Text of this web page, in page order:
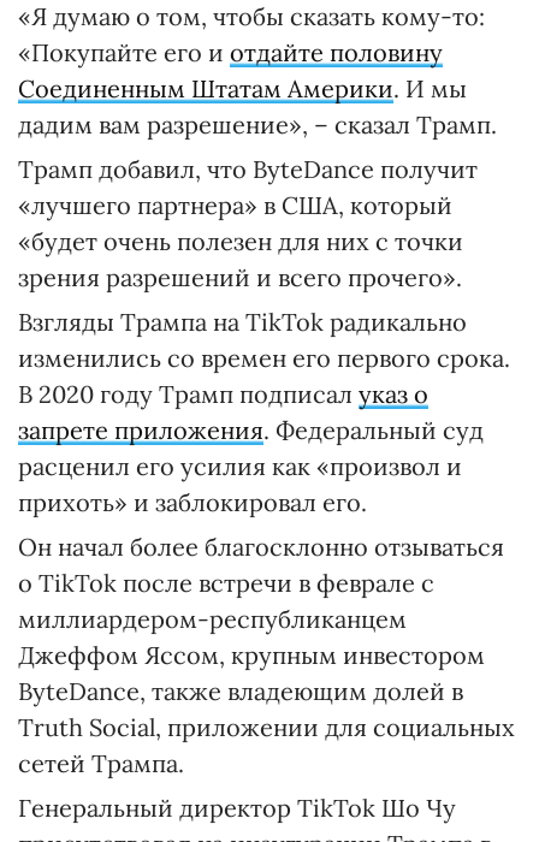
«Я думаю о том, чтобы сказать кому-то:
«Покупайте его и отдайте половину
Соединенным Штатам Америки. И мы
дадим вам разрешение», – сказал Трамп.
Трамп добавил, что ByteDance получит
«лучшего партнера» в США, который
«будет очень полезен для них с точки
зрения разрешений и всего прочего».
Взгляды Трампа на TikTok радикально
изменились со времен его первого срока.
В 2020 году Трамп подписал указ о
запрете приложения. Федеральный суд
расценил его усилия как «произвол и
прихоть» и заблокировал его.
Он начал более благосклонно отзываться
о TikTok после встречи в феврале с
миллиардером-республиканцем
Джеффом Яссом, крупным инвестором
ByteDance, также владеющим долей в
Truth Social, приложении для социальных
сетей Трампа.
Генеральный директор TikTok Шо Чу